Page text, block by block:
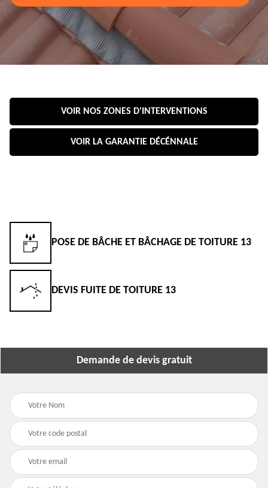
VOIR NOS ZONES D'INTERVENTIONS
VOIR LA GARANTIE DÉCÉNNALE
POSE DE BÂCHE ET BÂCHAGE DE TOITURE 13
DEVIS FUITE DE TOITURE 13
Demande de devis gratuit